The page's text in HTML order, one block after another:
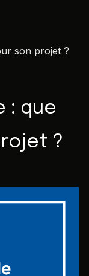
: que
?
son projet ?